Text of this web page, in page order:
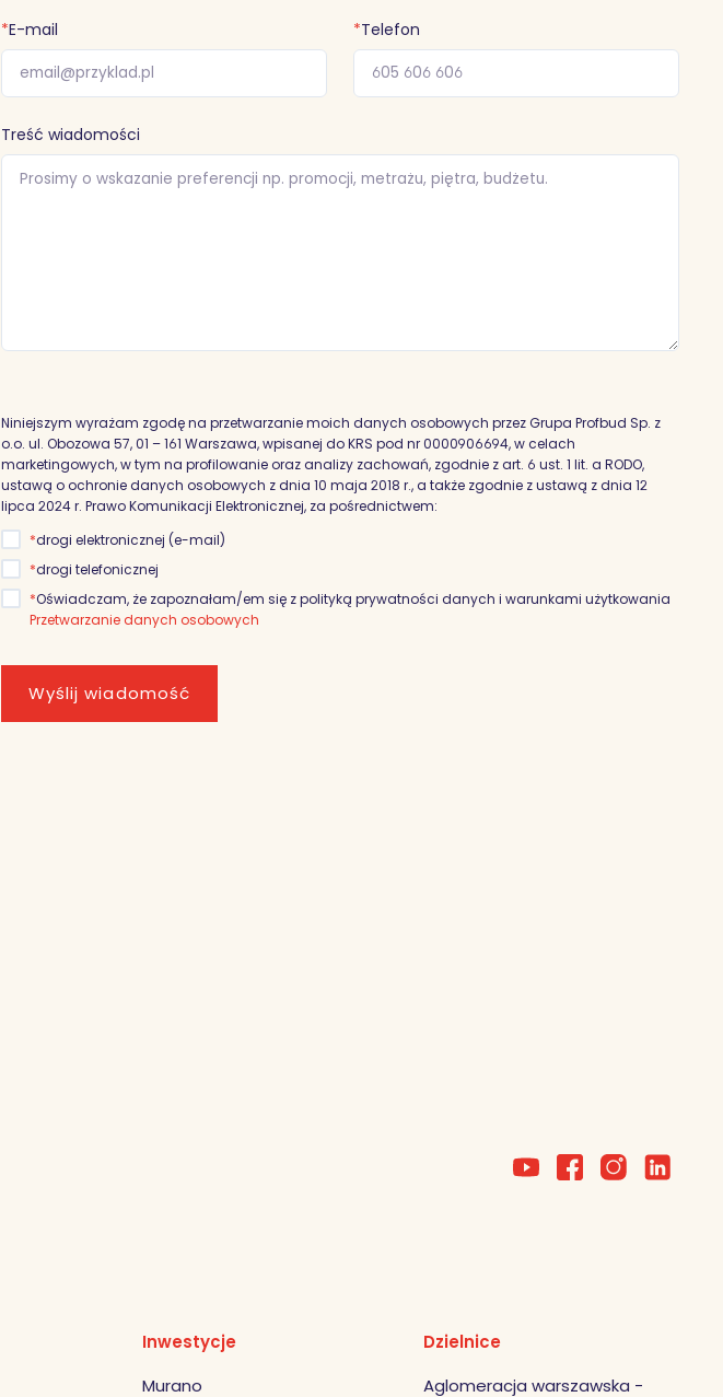
*E-mail *Telefon
Treść wiadomości
Niniejszym wyrażam zgodę na przetwarzanie moich danych osobowych przez Grupa Profbud Sp. z
o.o. ul. Obozowa 57, 01 – 161 Warszawa, wpisanej do KRS pod nr 0000906694, w celach
marketingowych, w tym na profilowanie oraz analizy zachowań, zgodnie z art. 6 ust. 1 lit. a RODO,
ustawą o ochronie danych osobowych z dnia 10 maja 2018 r., a także zgodnie z ustawą z dnia 12
lipca 2024 r. Prawo Komunikacji Elektronicznej, za pośrednictwem:
*drogi elektronicznej (e-mail)
*drogi telefonicznej
*Oświadczam, że zapoznałam/em się z polityką prywatności danych i warunkami użytkowania
Przetwarzanie danych osobowych
Wyślij wiadomość
Inwestycje
Murano
Dzielnice
Aglomeracja warszawska -